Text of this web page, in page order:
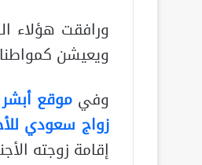
ورافقت هؤلاء
ويعيشن
وفي موقع أبشر
زواج سعودي
إقامة زوجته